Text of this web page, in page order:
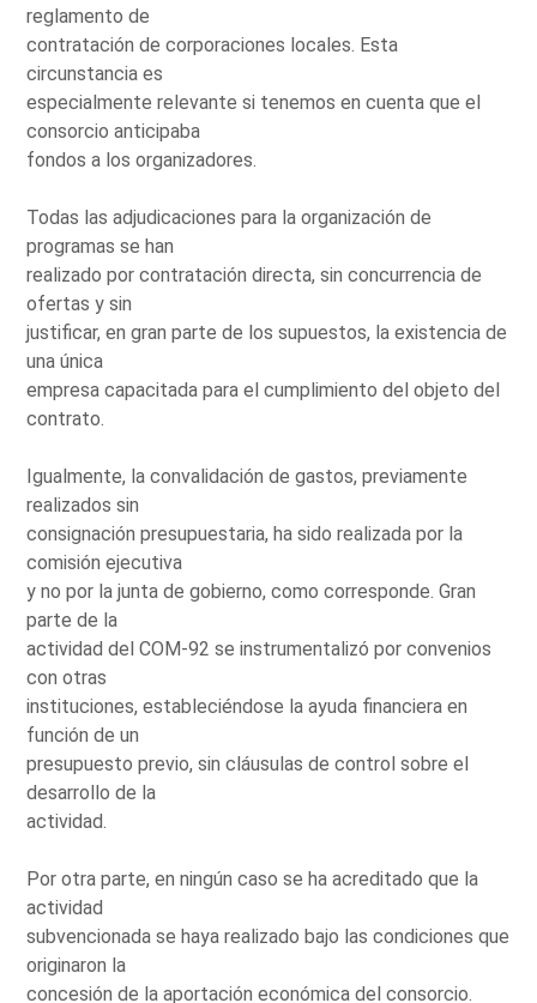
reglamento de
contratación de corporaciones locales. Esta
circunstancia es
especialmente relevante si tenemos en cuenta que el
consorcio anticipaba
fondos a los organizadores.
Todas las adjudicaciones para la organización de
programas se han
realizado por contratación directa, sin concurrencia de
ofertas y sin
justificar, en gran parte de los supuestos, la existencia de
una única
empresa capacitada para el cumplimiento del objeto del
contrato.
Igualmente, la convalidación de gastos, previamente
realizados sin
consignación presupuestaria, ha sido realizada por la
comisión ejecutiva
y no por la junta de gobierno, como corresponde. Gran
parte de la
actividad del COM-92 se instrumentalizó por convenios
con otras
instituciones, estableciéndose la ayuda financiera en
función de un
presupuesto previo, sin cláusulas de control sobre el
desarrollo de la
actividad.
Por otra parte, en ningún caso se ha acreditado que la
actividad
subvencionada se haya realizado bajo las condiciones que
originaron la
concesión de la aportación económica del consorcio.